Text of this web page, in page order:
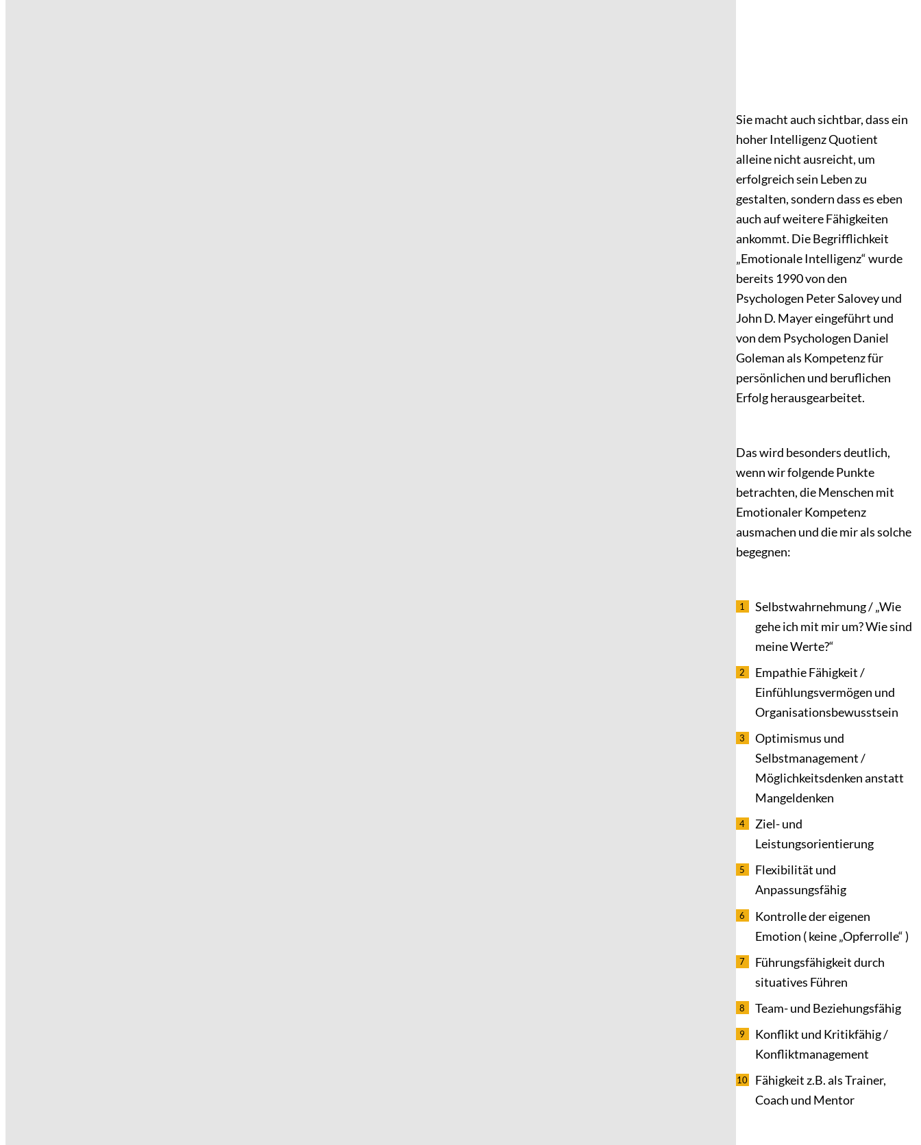
Sie macht auch sichtbar, dass ein
hoher Intelligenz Quotient
alleine nicht ausreicht, um
erfolgreich sein Leben zu
gestalten, sondern dass es eben
auch auf weitere Fähigkeiten
ankommt. Die Begrifflichkeit
„Emotionale Intelligenz“ wurde
bereits 1990 von den
Psychologen Peter Salovey und
John D. Mayer eingeführt und
von dem Psychologen Daniel
Goleman als Kompetenz für
persönlichen und beruflichen
Erfolg herausgearbeitet.
Das wird besonders deutlich,
wenn wir folgende Punkte
betrachten, die Menschen mit
Emotionaler Kompetenz
ausmachen und die mir als solche
begegnen:
Selbstwahrnehmung / „Wie
gehe ich mit mir um? Wie sind
meine Werte?“
Empathie Fähigkeit /
Einfühlungsvermögen und
Organisationsbewusstsein
Optimismus und
Selbstmanagement /
Möglichkeitsdenken anstatt
Mangeldenken
Ziel- und
Leistungsorientierung
Flexibilität und
Anpassungsfähig
Kontrolle der eigenen
Emotion ( keine „Opferrolle“ )
Führungsfähigkeit durch
situatives Führen
Team- und Beziehungsfähig
Konflikt und Kritikfähig /
Konfliktmanagement
Fähigkeit z.B. als Trainer,
Coach und Mentor